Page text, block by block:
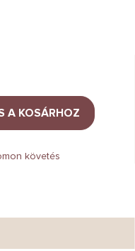
A KOSÁRHOZ
követés